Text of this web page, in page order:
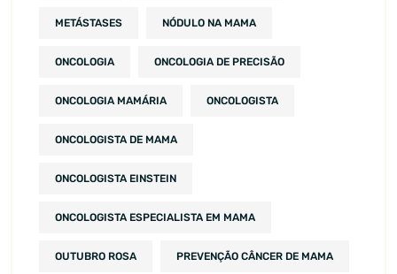
METÁSTASES NÓDULO NA MAMA
ONCOLOGIA ONCOLOGIA DE PRECISÃO
ONCOLOGIA MAMÁRIA ONCOLOGISTA
ONCOLOGISTA DE MAMA
ONCOLOGISTA EINSTEIN
ONCOLOGISTA ESPECIALISTA EM MAMA
OUTUBRO ROSA PREVENÇÃO CÂNCER DE MAMA